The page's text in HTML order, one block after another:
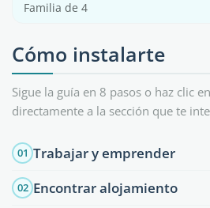
Familia de 4
Cómo instalarte
Sigue la guía en 8 pasos o haz clic
directamente a la sección que te
01 Trabajar y emprender
02 Encontrar alojamiento